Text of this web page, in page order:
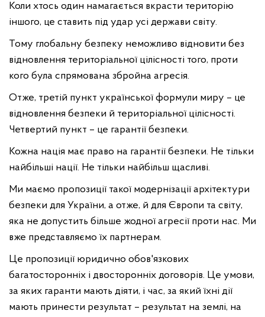
Коли хтось один намагається вкрасти територію
іншого, це ставить під удар усі держави світу.
Тому глобальну безпеку неможливо відновити без
відновлення територіальної цілісності того, проти
кого була спрямована збройна агресія.
Отже, третій пункт української формули миру – це
відновлення безпеки й територіальної цілісності.
Четвертий пункт – це гарантії безпеки.
Кожна нація має право на гарантії безпеки. Не тільки
найбільші нації. Не тільки найбільш щасливі.
Ми маємо пропозиції такої модернізації архітектури
безпеки для України, а отже, й для Європи та світу,
яка не допустить більше жодної агресії проти нас. Ми
вже представляємо їх партнерам.
Це пропозиції юридично обов'язкових
багатосторонніх і двосторонніх договорів. Це умови,
за яких гаранти мають діяти, і час, за який їхні дії
мають принести результат – результат на землі, на